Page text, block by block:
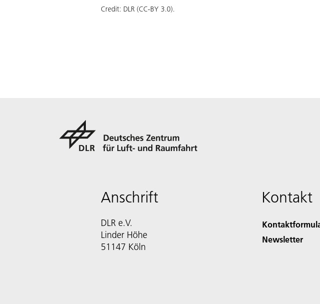
Credit: DLR (CC-BY 3.0).
Anschrift
DLR e.V.
Linder Höhe
51147 Köln
Kontakt
Newsletter